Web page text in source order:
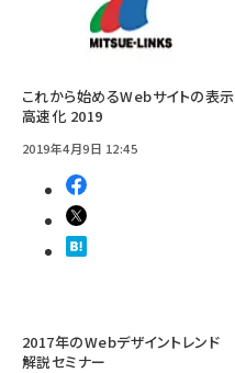
これから始めるWebサイトの表示
高速化 2019
2019年4月9日 12:45
2017年のWebデザイントレンド
解説セミナー